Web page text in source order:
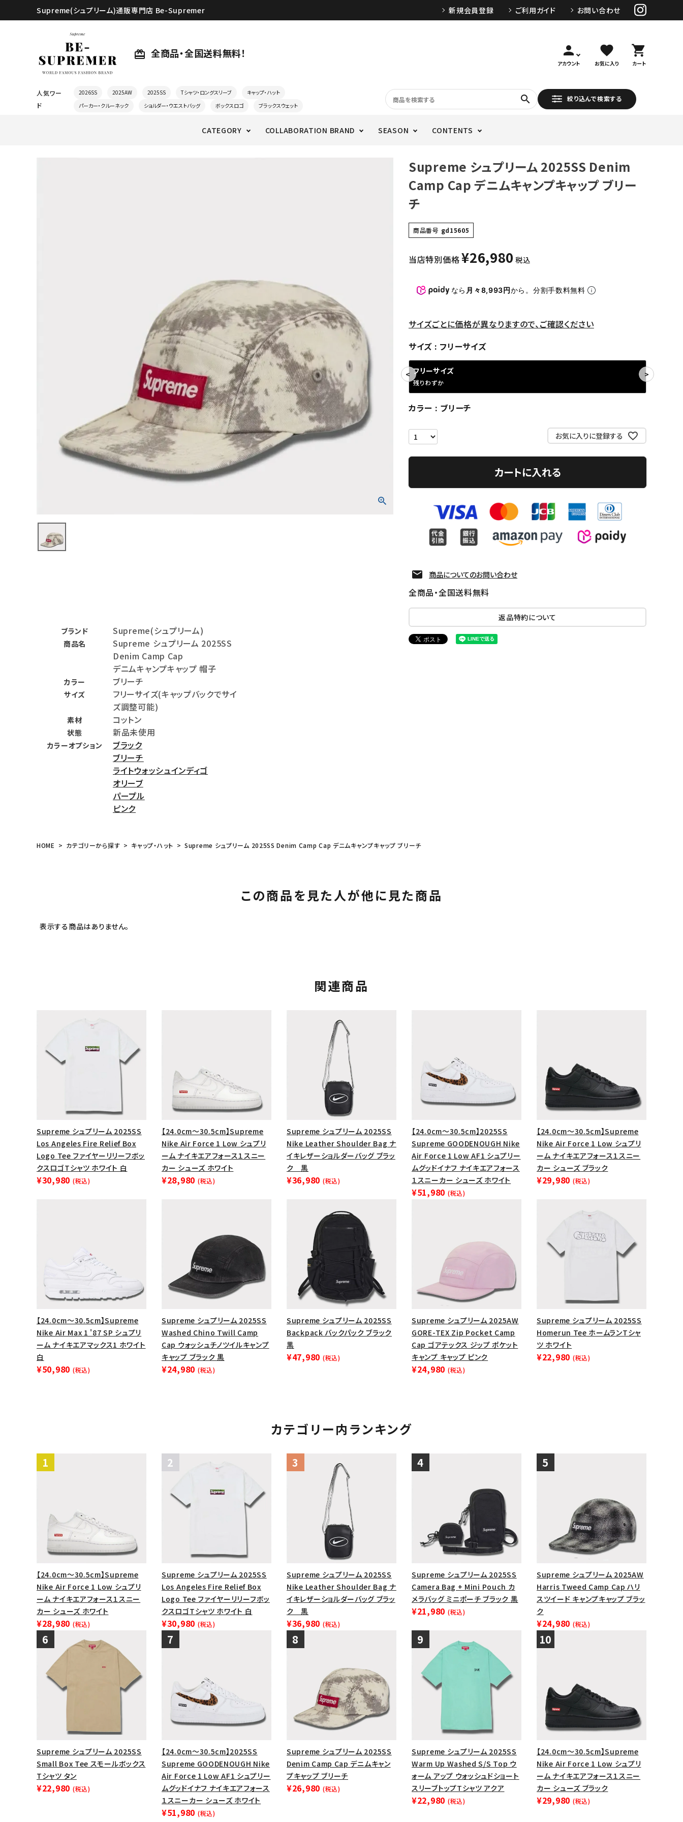
Supreme(シュプリーム)通販専門店 Be-Supremer 新規会員登録 ご利用ガイド お問い合わせ
card_giftcard 全商品・全国送料無料！ person
アカウント
favorite
お気に入り
shopping_cart
カート
人気ワー
ド
2026SS 2025AW 2025SS Tシャツ・ロングスリーブ
キャップ・ハット
パーカー・クルーネック
ショルダー・ウエストバッグ ボックスロゴ ブラックスウェット
search 絞り込んで検索する
CATEGORY COLLABORATION BRAND SEASON CONTENTS
キーワードから探す
search
コラボレーションブランドから探す
シーズンから探す
円 ～ 円
2026SS 2025AW
2025SS
Tシャツ・ロングスリーブ
キャップ・ハット
パーカー・クルーネック
ショルダー・ウエストバッグ
ブラックスウェット
在庫のない商品を表示する
絞り込んで検索する
キャップ・ハット
ニット帽・ビーニー
パンツ・ショーツ
person 会員登録
Follow us
ブランド Supreme(シュプリーム)
商品名
Supreme シュプリーム 2025SS
Denim Camp Cap
デニムキャンプキャップ 帽子
カラー ブリーチ
サイズ
フリーサイズ(キャップバックでサイ
ズ調整可能)
素材 コットン
状態 新品未使用
カラーオプション
ブラック
ブリーチ
ライトウォッシュインディゴ
オリーブ
パープル
ピンク
Supreme シュプリーム 2025SS Denim
Camp Cap デニムキャンプキャップ ブリー
チ
商品番号 gd15605
当店特別価格¥26,980 税込
なら 月々8,993円から。分割手数料無料
サイズごとに価格が異なりますので、ご確認ください
サイズ
フリーサイズ
フリーサイズ
残りわずか
カラー ブリーチ
お気に入りに登録する
カートに入れる
商品についてのお問い合わせ
全商品・全国送料無料
返品特約について
HOME カテゴリーから探す キャップ・ハット Supreme シュプリーム 2025SS Denim Camp Cap デニムキャンプキャップ ブリーチ
この商品を見た人が他に見た商品
表示する商品はありません。
関連商品
Supreme シュプリーム 2025SS
Los Angeles Fire Relief Box
Logo Tee ファイヤーリリーフボッ
クスロゴTシャツ ホワイト 白
¥30,980 (税込)
【24.0cm～30.5cm】Supreme
Nike Air Force 1 Low シュプリ
ーム ナイキエアフォース１スニー
カー シューズ ホワイト
¥28,980 (税込)
Supreme シュプリーム 2025SS
Nike Leather Shoulder Bag ナ
イキレザーショルダーバッグ ブラッ
ク 黒
¥36,980 (税込)
【24.0cm～30.5cm】2025SS
Supreme GOODENOUGH Nike
Air Force 1 Low AF1 シュプリー
ムグッドイナフ ナイキエアフォース
１スニーカー シューズ ホワイト
¥51,980 (税込)
【24.0cm～30.5cm】Supreme
Nike Air Force 1 Low シュプリ
ーム ナイキエアフォース１スニー
カー シューズ ブラック
¥29,980 (税込)
【24.0cm～30.5cm】Supreme
Nike Air Max 1 '87 SP シュプリ
ーム ナイキエアマックス1 ホワイト
白
¥50,980 (税込)
Supreme シュプリーム 2025SS
Washed Chino Twill Camp
Cap ウォッシュチノツイルキャンプ
キャップ ブラック 黒
¥24,980 (税込)
Supreme シュプリーム 2025SS
Backpack バックパック ブラック
黒
¥47,980 (税込)
Supreme シュプリーム 2025AW
GORE-TEX Zip Pocket Camp
Cap ゴアテックス ジップ ポケット
キャンプ キャップ ピンク
¥24,980 (税込)
Supreme シュプリーム 2025SS
Homerun Tee ホームランTシャ
ツ ホワイト
¥22,980 (税込)
カテゴリー内ランキング
【24.0cm～30.5cm】Supreme
Nike Air Force 1 Low シュプリ
ーム ナイキエアフォース１スニー
カー シューズ ホワイト
¥28,980 (税込)
Supreme シュプリーム 2025SS
Los Angeles Fire Relief Box
Logo Tee ファイヤーリリーフボッ
クスロゴTシャツ ホワイト 白
¥30,980 (税込)
Supreme シュプリーム 2025SS
Nike Leather Shoulder Bag ナ
イキレザーショルダーバッグ ブラッ
ク 黒
¥36,980 (税込)
Supreme シュプリーム 2025SS
Camera Bag + Mini Pouch カ
メラバッグ ミニポーチ ブラック 黒
¥21,980 (税込)
Supreme シュプリーム 2025AW
Harris Tweed Camp Cap ハリ
スツイード キャンプキャップ ブラッ
ク
¥24,980 (税込)
Supreme シュプリーム 2025SS
Small Box Tee スモールボックス
Tシャツ タン
¥22,980 (税込)
【24.0cm～30.5cm】2025SS
Supreme GOODENOUGH Nike
Air Force 1 Low AF1 シュプリー
ムグッドイナフ ナイキエアフォース
１スニーカー シューズ ホワイト
¥51,980 (税込)
Supreme シュプリーム 2025SS
Denim Camp Cap デニムキャン
プキャップ ブリーチ
¥26,980 (税込)
Supreme シュプリーム 2025SS
Warm Up Washed S/S Top ウ
ォーム アップ ウォッシュドショート
スリーブトップTシャツ アクア
¥22,980 (税込)
【24.0cm～30.5cm】Supreme
Nike Air Force 1 Low シュプリ
ーム ナイキエアフォース１スニー
カー シューズ ブラック
¥29,980 (税込)